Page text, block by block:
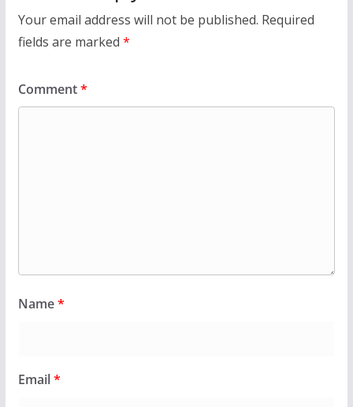
Your email address will not be published. Required
fields are marked *
Comment*
Name*
Email*